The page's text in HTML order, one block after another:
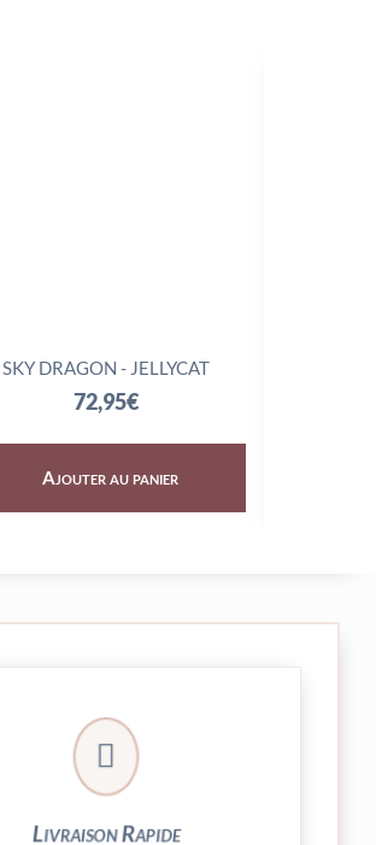
SKY DRAGON - JELLYCAT
72,95€
Ajouter au panier

Livraison Rapide
Votre commande est expédiée sous
24/48h et livrée par Colissimo.